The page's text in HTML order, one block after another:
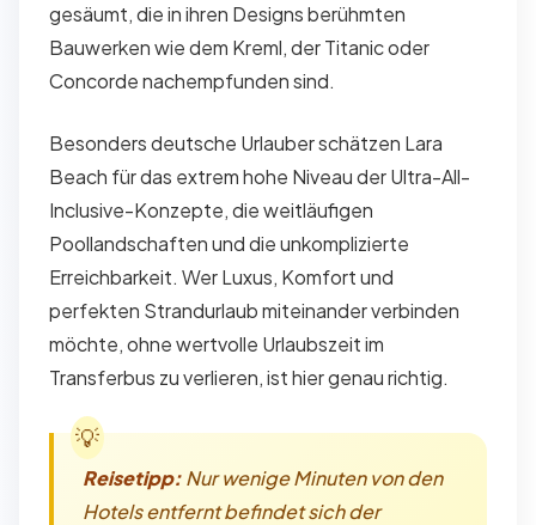
gesäumt, die in ihren Designs berühmten
Bauwerken wie dem Kreml, der Titanic oder
Concorde nachempfunden sind.
Besonders deutsche Urlauber schätzen Lara
Beach für das extrem hohe Niveau der Ultra-All-
Inclusive-Konzepte, die weitläufigen
Poollandschaften und die unkomplizierte
Erreichbarkeit. Wer Luxus, Komfort und
perfekten Strandurlaub miteinander verbinden
möchte, ohne wertvolle Urlaubszeit im
Transferbus zu verlieren, ist hier genau richtig.
Reisetipp:Nur wenige Minuten von den
Hotels entfernt befindet sich der